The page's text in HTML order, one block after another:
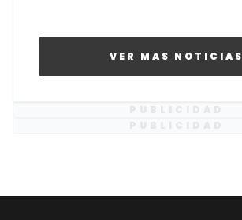
VER MAS NOTICIAS